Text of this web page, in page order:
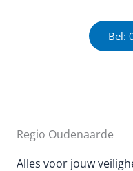
Bel:
Regio Oudenaarde
Alles voor jouw